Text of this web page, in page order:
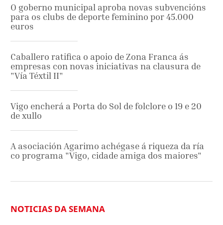
O goberno municipal aproba novas subvencións
para os clubs de deporte feminino por 45.000
euros
Caballero ratifica o apoio de Zona Franca ás
empresas con novas iniciativas na clausura de
"Vía Téxtil II"
Vigo encherá a Porta do Sol de folclore o 19 e 20
de xullo
A asociación Agarimo achégase á riqueza da ría
co programa "Vigo, cidade amiga dos maiores"
NOTICIAS DA SEMANA